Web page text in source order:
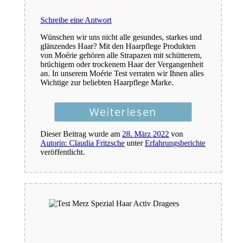
Schreibe eine Antwort
Wünschen wir uns nicht alle gesundes, starkes und
glänzendes Haar? Mit den Haarpflege Produkten
von Moérie gehören alle Strapazen mit schütterem,
brüchigem oder trockenem Haar der Vergangenheit
an. In unserem Moérie Test verraten wir Ihnen alles
Wichtige zur beliebten Haarpflege Marke.
Weiterlesen
Dieser Beitrag wurde am 28. März 2022 von
Autorin: Claudia Fritzsche unterErfahrungsberichte
veröffentlicht.